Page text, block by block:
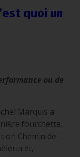
quoi un
ou de
Marquis a
fourchette,
Chemin de
et,